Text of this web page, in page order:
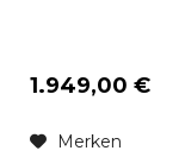
1.949,00 €
Merken